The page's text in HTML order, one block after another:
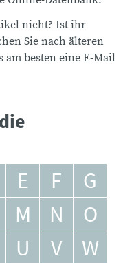
nicht? Ist ihr
Sie nach älteren
am besten eine E-Mail
E F
G
M N
O
U V
W